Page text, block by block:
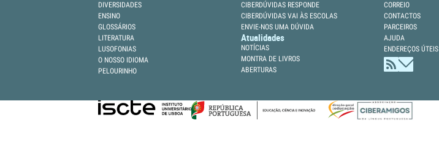
DIVERSIDADES
ENSINO
GLOSSÁRIOS
LITERATURA
LUSOFONIAS
O NOSSO IDIOMA
PELOURINHO
CIBERDÚVIDAS RESPONDE
CIBERDÚVIDAS VAI ÀS ESCOLAS
ENVIE-NOS UMA DÚVIDA
Atualidades
NOTÍCIAS
MONTRA DE LIVROS
ABERTURAS
CORREIO
CONTACTOS
PARCEIROS
AJUDA
ENDEREÇOS ÚTEIS